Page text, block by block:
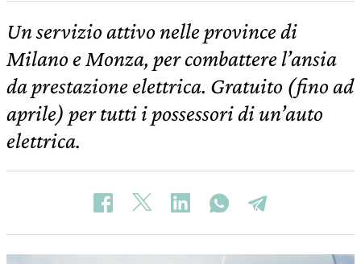
Un servizio attivo nelle province di
Milano e Monza, per combattere l’ansia
da prestazione elettrica. Gratuito (fino ad
aprile) per tutti i possessori di un’auto
elettrica.